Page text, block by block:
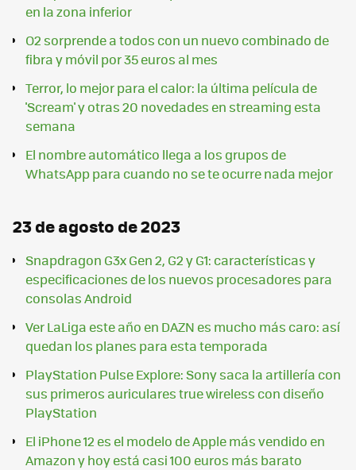
en la zona inferior
O2 sorprende a todos con un nuevo combinado de
fibra y móvil por 35 euros al mes
Terror, lo mejor para el calor: la última película de
'Scream' y otras 20 novedades en streaming esta
semana
El nombre automático llega a los grupos de
WhatsApp para cuando no se te ocurre nada mejor
23 de agosto de 2023
Snapdragon G3x Gen 2, G2 y G1: características y
especificaciones de los nuevos procesadores para
consolas Android
Ver LaLiga este año en DAZN es mucho más caro: así
quedan los planes para esta temporada
PlayStation Pulse Explore: Sony saca la artillería con
sus primeros auriculares true wireless con diseño
PlayStation
El iPhone 12 es el modelo de Apple más vendido en
Amazon y hoy está casi 100 euros más barato